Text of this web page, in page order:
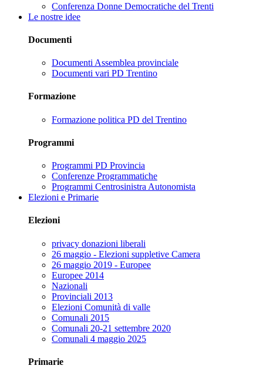
Conferenza Donne Democratiche del Trenti
Le nostre idee
Documenti
Documenti Assemblea provinciale
Documenti vari PD Trentino
Formazione
Formazione politica PD del Trentino
Programmi
Programmi PD Provincia
Conferenze Programmatiche
Programmi Centrosinistra Autonomista
Elezioni e Primarie
Elezioni
privacy donazioni liberali
26 maggio - Elezioni suppletive Camera
26 maggio 2019 - Europee
Europee 2014
Nazionali
Provinciali 2013
Elezioni Comunità di valle
Comunali 2015
Comunali 20-21 settembre 2020
Comunali 4 maggio 2025
Primarie